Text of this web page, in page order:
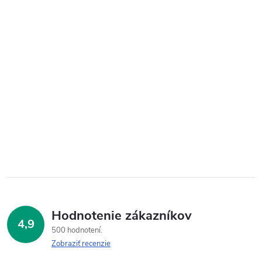
4,9 Hodnotenie zákazníkov
500 hodnotení
Zobraziť recenzie